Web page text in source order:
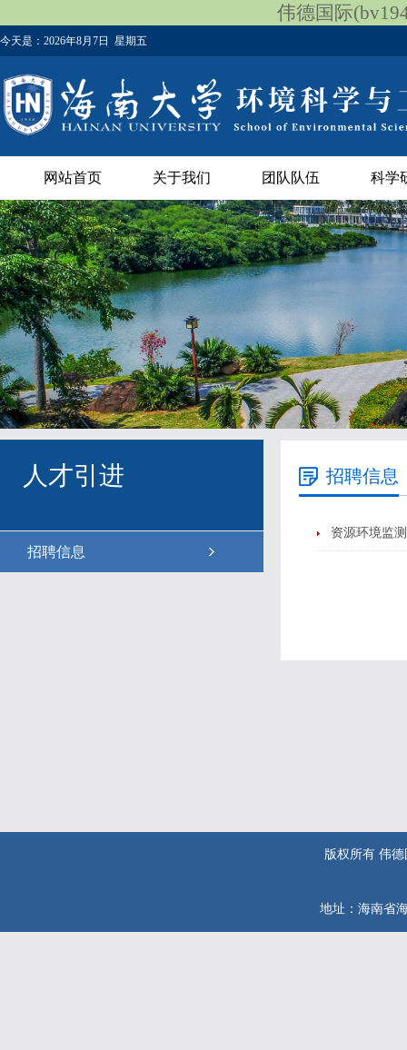
伟德国际
今天是： 2026年8月7日 星期五
网站首页 关于我们 团队队伍 科学
人才引进
招聘信息
招聘信息
资源环境监
版权所有 伟德
地址：海南省